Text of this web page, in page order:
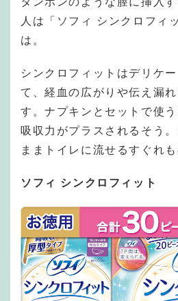
人は「ソフィ シンクロフィ
は。
シンクロフィットはデリケ
て、経血の広がりや伝え漏
す。ナプキンとセットで使
吸収力がプラスされるそう
ままトイレに流せるすぐれも
ソフィ シンクロフィット